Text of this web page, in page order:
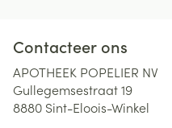
Contacteer ons
APOTHEEK POPELIER NV
Gullegemsestraat 19
8880 Sint-Eloois-Winkel